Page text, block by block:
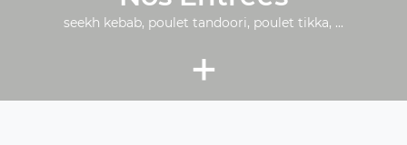
seekh kebab, poulet tandoori, poulet tikka, ...
+